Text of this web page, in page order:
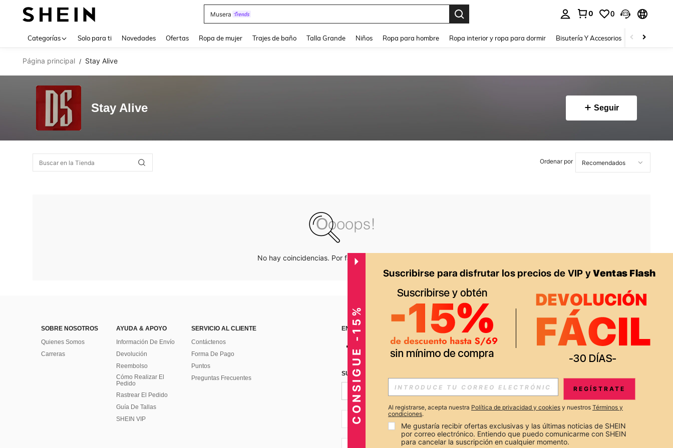
Musera
0 0
Categorías Solo para ti Novedades Ofertas Ropa de mujer Trajes de baño Talla Grande Niños Ropa para hombre Ropa interior y ropa para dormir Bisutería Y Accesorios Zapatos
Página principal / Stay Alive
Stay Alive Seguir
Ordenar por
No hay coincidencias. Por favor inténtalo de nuevo.
SOBRE NOSOTROS
Quienes Somos
Carreras
AYUDA & APOYO
Información De Envío
Devolución
Reembolso
Cómo Realizar El
Pedido
Rastrear El Pedido
Guía De Tallas
SHEIN VIP
SERVICIO AL CLIENTE
Contáctenos
Forma De Pago
Puntos
Preguntas Frecuentes
ENCUÉNTRANOS EN APP
SUSCRÍBETE PARA RECIBIR OFERTAS EXCLUSIVAS, PROMOCIONES Y NOTICIAS DE SHEIN
Suscribir
PE + 51
CONSIGUE -15% REGÍSTRATE
Al registrarse, acepta nuestra Política de privacidad y cookies y nuestros Términos y
condiciones.
Me gustaría recibir ofertas exclusivas y las últimas noticias de SHEIN
por correo electrónico. Entiendo que puedo comunicarme con SHEIN
para cancelar la suscripción en cualquier momento.